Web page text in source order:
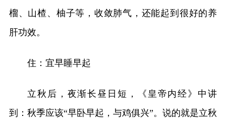
榴、山楂、柚子等，收敛肺气，还能起到很好的养
肝功效。
住：宜早睡早起
立秋后，夜渐长昼日短，《皇帝内经》中讲
到：秋季应该“早卧早起，与鸡俱兴”。说的就是立秋